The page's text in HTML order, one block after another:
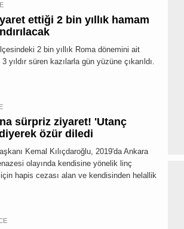
ettiği 2 bin yıllık hamam
2 bin yıllık Roma dönemini ait
yıldır süren kazılarla gün yüzüne çıkarıldı.
sürpriz ziyaret! 'Utanç
özür diledi
Kemal Kılıçdaroğlu, 2019'da Ankara
olayında kendisine yönelik linç
için hapis cezası alan ve kendisinden helallik